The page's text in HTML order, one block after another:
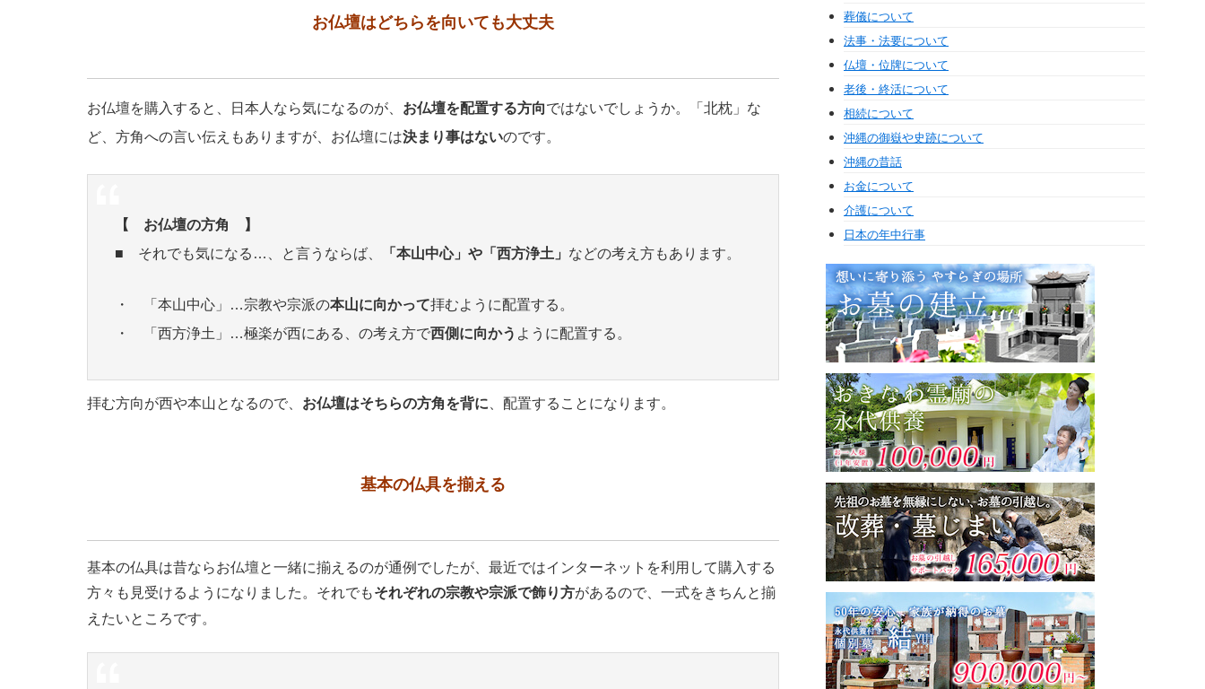
お仏壇はどちらを向いても大丈夫
お仏壇を購入すると、日本人なら気になるのが、 お仏壇を配置する方向ではないでしょうか。「北枕」な
ど、方角への言い伝えもありますが、お仏壇には決まり事はないのです。
【 お仏壇の方角 】
■ それでも気になる…、と言うならば、
「本山中心」や「西方浄土」 などの考え方もあります。
・ 「本山中心」…宗教や宗派の本山に向かって拝むように配置する。
・ 「西方浄土」…極楽が西にある、の考え方で西側に向かう ように配置する。
拝む方向が西や本山となるので、 お仏壇はそちらの方角を背に 、配置することになります。
基本の仏具を揃える
基本の仏具は昔ならお仏壇と一緒に揃えるのが通例でしたが、最近ではインターネットを利用して購入する
方々も見受けるようになりました。それでもそれぞれの宗教や宗派で飾り方があるので、一式をきちんと揃
えたいところです。
葬儀について
法事・法要について
仏壇・位牌について
老後・終活について
相続について
沖縄の御嶽や史跡について
沖縄の昔話
お金について
介護について
日本の年中行事